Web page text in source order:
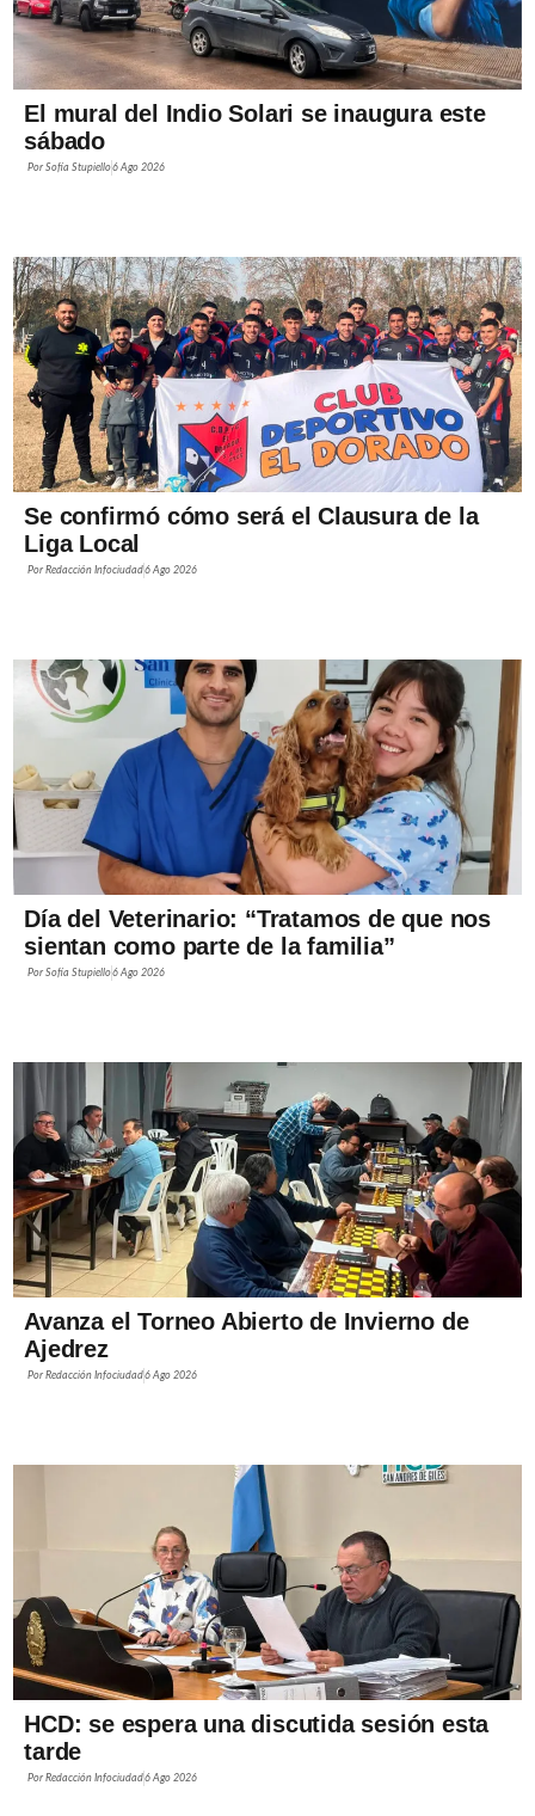
El mural del Indio Solari se inaugura este
sábado
PorSofía Stupiello6 Ago 2026
Se confirmó cómo será el Clausura de la
Liga Local
PorRedacción Infociudad6 Ago 2026
Día del Veterinario: “Tratamos de que nos
sientan como parte de la familia”
PorSofía Stupiello6 Ago 2026
Avanza el Torneo Abierto de Invierno de
Ajedrez
PorRedacción Infociudad6 Ago 2026
HCD: se espera una discutida sesión esta
tarde
PorRedacción Infociudad6 Ago 2026